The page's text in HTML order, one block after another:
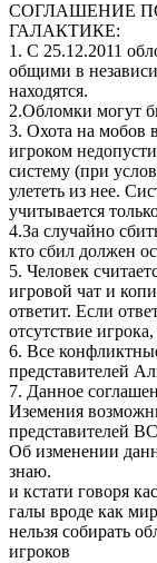
СОГЛАШЕНИЕ
ГАЛАКТИКЕ:
1. С 25.12.2011
общими в
находятся.
2.Обломки могут
3. Охота на мобов
игроком
систему (при
улететь из нее.
учитывается
4.За случайно
кто сбил должен
5. Человек
игровой чат и
ответит. Если
отсутствие
6. Все
представителей
7. Данное
Иземения
представителей
Об изменении
знаю.
и кстати говоря
галы вроде как
нельзя собирать
игроков